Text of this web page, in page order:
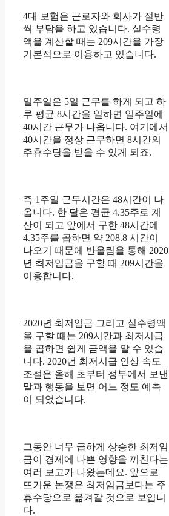
4대 보험은 근로자와 회사가 절반
씩 부담을 하고 있습니다. 실수령
액을 계산할 때는 209시간을 가장
기본적으로 이용하고 있습니다.
일주일은 5일 근무를 하게 되고 하
루 평균 8시간을 일하면 일주일에
40시간 근무가 나옵니다. 여기에서
40시간을 정상 근무하면 8시간의
주휴수당을 받을 수 있게 되죠.
즉 1주일 근무시간은 48시간이 나
옵니다. 한 달은 평균 4.35주로 계
산이 되고 앞에서 구한 48시간에
4.35주를 곱하면 약 208.8 시간이
나오기 때문에 반올림을 통해 2020
년 최저임금을 구할 때 209시간을
이용합니다.
2020년 최저임금 그리고 실수령액
을 구할 때는 209시간과 최저시급
을 곱하면 쉽게 금액을 알 수 있습
니다. 2020년 최저시급 인상 속도
조절은 올해 초부터 정부에서 보낸
말과 행동을 보면 어느 정도 예측
이 되었습니다.
그동안 너무 급하게 상승한 최저임
금이 경제에 나쁜 영향을 끼친다는
여러 보고가 나왔는데요. 앞으로
뜨거운 논쟁은 최저임금보다는 주
휴수당으로 옮겨갈 것으로 보입니
다.